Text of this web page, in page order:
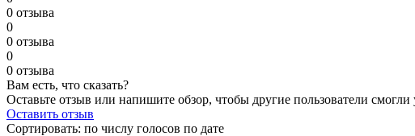
0 отзыва
0
0 отзыва
0
0 отзыва
Вам есть, что сказать?
Оставьте отзыв или напишите обзор, чтобы другие пользователи смогли
Оставить отзыв
Сортировать: по числу голосов по дате